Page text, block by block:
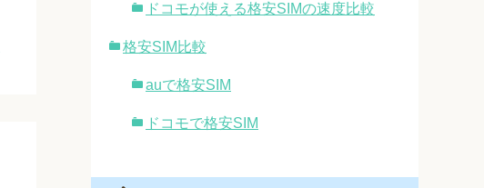
ドコモが使える格安SIMの速度比較
格安SIM比較
auで格安SIM
ドコモで格安SIM